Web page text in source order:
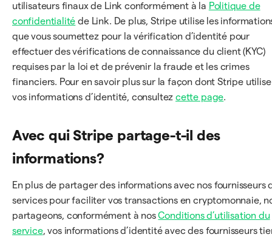
utilisateurs finaux de Link conformément à la Politique de
confidentialité de Link. De plus, Stripe utilise les
que vous soumettez pour la vérification d’identité pour
effectuer des vérifications de connaissance du client (KYC)
requises par la loi et de prévenir la fraude et les crimes
financiers. Pour en savoir plus sur la façon dont Stripe utilise
vos informations d’identité, consultez cette page.
Avec qui Stripe partage-t-il des
informations?
En plus de partager des informations avec nos fournisseurs
services pour faciliter vos transactions en cryptomonnaie,
partageons, conformément à nosConditions d’utilisation du
service, vos informations d’identité avec des fournisseurs